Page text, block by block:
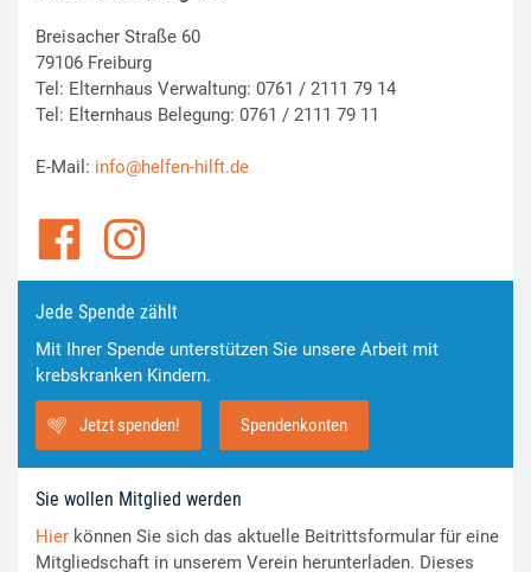
Breisacher Straße 60
79106 Freiburg
Tel: Elternhaus Verwaltung: 0761 / 2111 79 14
Tel: Elternhaus Belegung: 0761 / 2111 79 11
E-Mail: info@helfen-hilft.de
Jede Spende zählt
Mit Ihrer Spende unterstützen Sie unsere Arbeit mit
krebskranken Kindern.
Jetzt spenden! Spendenkonten
Sie wollen Mitglied werden
Hier können Sie sich das aktuelle Beitrittsformular für eine
Mitgliedschaft in unserem Verein herunterladen. Dieses